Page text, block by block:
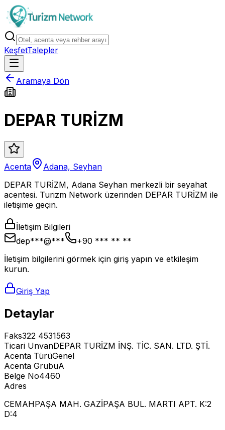
KeşfetTalepler
Aramaya Dön
DEPAR TURİZM
Acenta
Adana, Seyhan
DEPAR TURİZM, Adana Seyhan merkezli bir seyahat
acentesi. Turizm Network üzerinden DEPAR TURİZM ile
iletişime geçin.
İletişim Bilgileri
dep***@***
+90 *** ** **
İletişim bilgilerini görmek için giriş yapın ve etkileşim
kurun.
Giriş Yap
Detaylar
Faks322 4531563
Ticari UnvanDEPAR TURİZM İNŞ. TİC. SAN. LTD. ŞTİ.
Acenta TürüGenel
Acenta GrubuA
Belge No4460
Adres
CEMAHPAŞA MAH. GAZİPAŞA BUL. MARTI APT. K:2
D:4